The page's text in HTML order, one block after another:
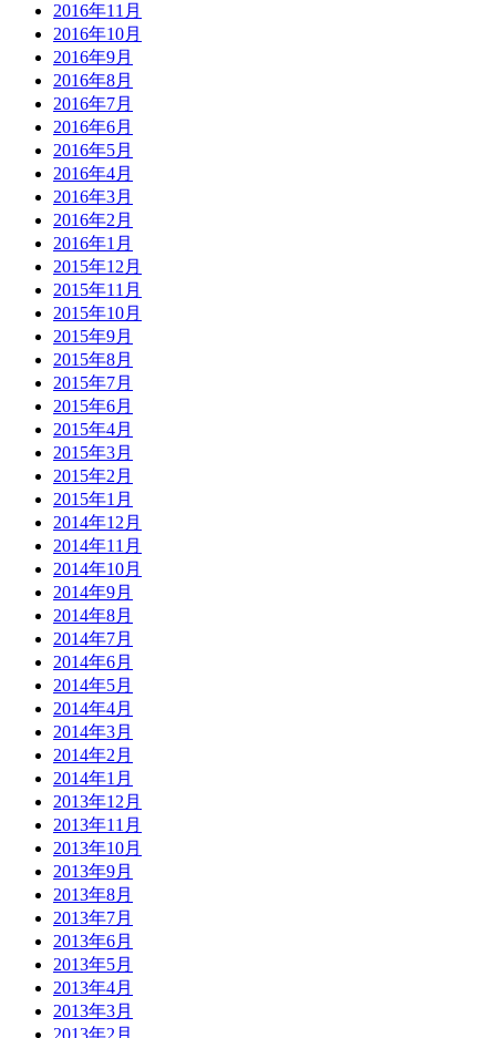
2016年11月
2016年10月
2016年9月
2016年8月
2016年7月
2016年6月
2016年5月
2016年4月
2016年3月
2016年2月
2016年1月
2015年12月
2015年11月
2015年10月
2015年9月
2015年8月
2015年7月
2015年6月
2015年4月
2015年3月
2015年2月
2015年1月
2014年12月
2014年11月
2014年10月
2014年9月
2014年8月
2014年7月
2014年6月
2014年5月
2014年4月
2014年3月
2014年2月
2014年1月
2013年12月
2013年11月
2013年10月
2013年9月
2013年8月
2013年7月
2013年6月
2013年5月
2013年4月
2013年3月
2013年2月